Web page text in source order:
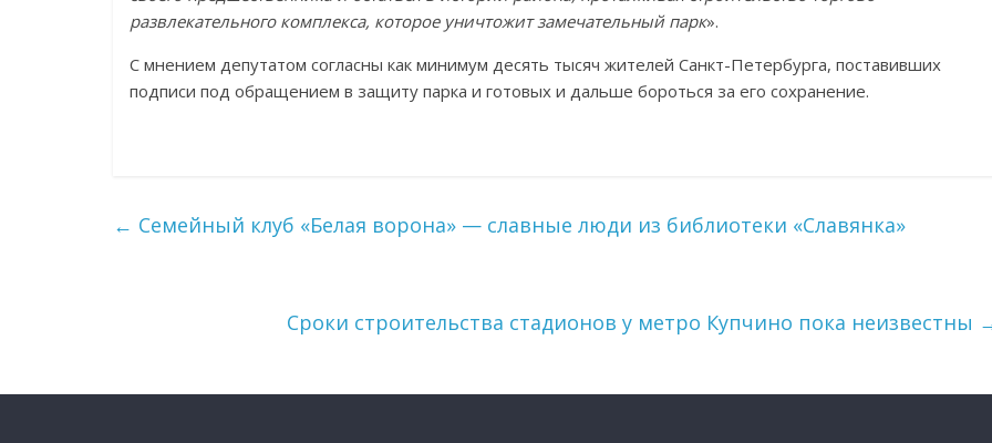
развлекательного комплекса, которое уничтожит замечательный парк».
С мнением депутатом согласны как минимум десять тысяч жителей Санкт-Петербурга, поставивших
подписи под обращением в защиту парка и готовых и дальше бороться за его сохранение.
← Семейный клуб «Белая ворона» — славные люди из библиотеки «Славянка»
Сроки строительства стадионов у метро Купчино пока неизвестны